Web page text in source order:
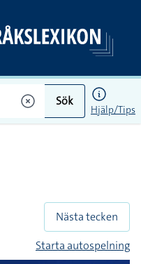
Sök
Hjälp/Tips
Nästa tecken
Starta autospelning